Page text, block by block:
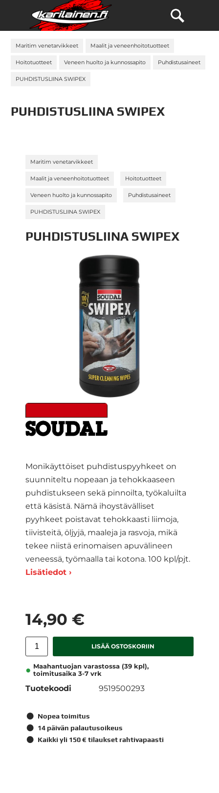
Maritim venetarvikkeet Maalit ja veneenhoitotuotteet
Hoitotuotteet Veneen huolto ja kunnossapito Puhdistusaineet
PUHDISTUSLIINA SWIPEX
PUHDISTUSLIINA SWIPEX
Maritim venetarvikkeet
Maalit ja veneenhoitotuotteet Hoitotuotteet
Veneen huolto ja kunnossapito Puhdistusaineet
PUHDISTUSLIINA SWIPEX
PUHDISTUSLIINA SWIPEX
Monikäyttöiset puhdistuspyyhkeet on
suunniteltu nopeaan ja tehokkaaseen
puhdistukseen sekä pinnoilta, työkaluilta
että käsistä. Nämä ihoystävälliset
pyyhkeet poistavat tehokkaasti liimoja,
tiivisteitä, öljyjä, maaleja ja rasvoja, mikä
tekee niistä erinomaisen apuvälineen
veneessä, työmaalla tai kotona. 100 kpl/pjt.
Lisätiedot ›
14,90 €
LISÄÄ OSTOSKORIIN
Maahantuojan varastossa (39 kpl),
toimitusaika 3-7 vrk
Tuotekoodi 9519500293
Nopea toimitus
14 päivän palautusoikeus
Kaikki yli 150 € tilaukset rahtivapaasti